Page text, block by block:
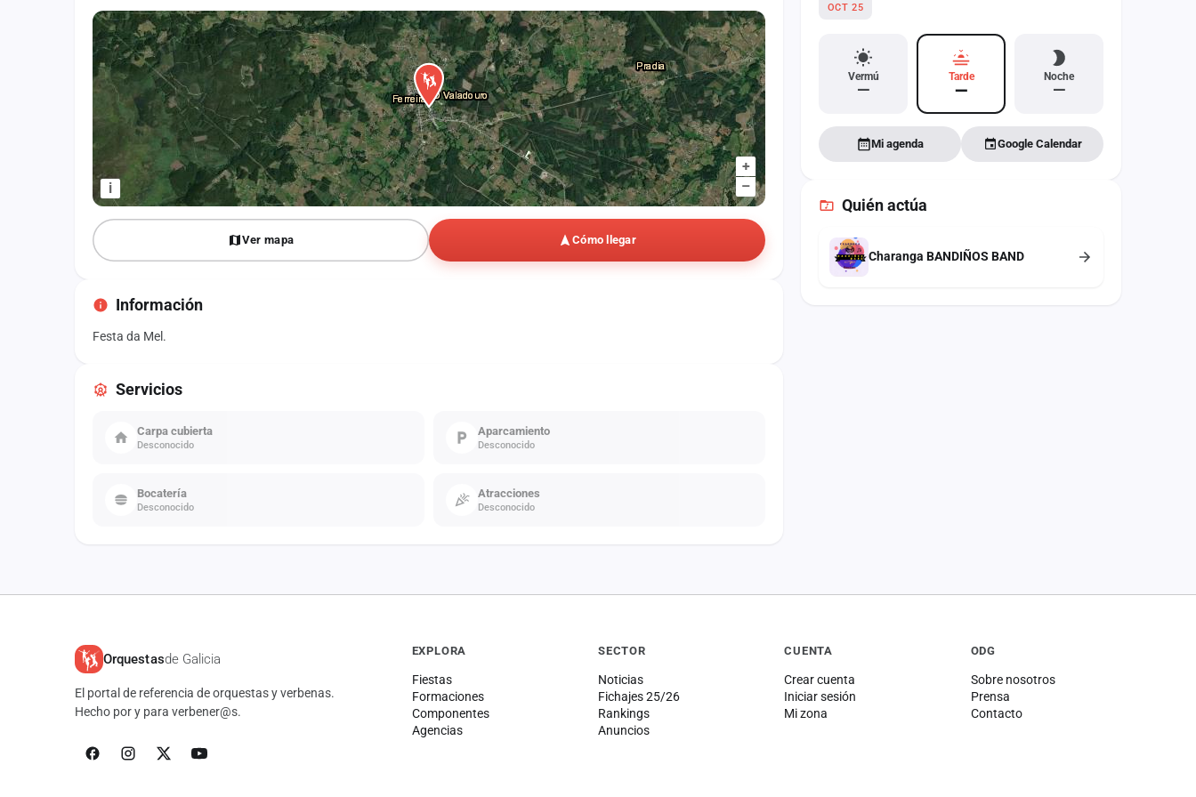
+
–
i
Ver mapa Cómo llegar
Información
Festa da Mel.
Servicios
Carpa cubierta
Desconocido
Aparcamiento
Desconocido
Bocatería
Desconocido
Atracciones
Desconocido
OCT 25
Vermú
—
Tarde
—
Noche
—
Mi agenda Google Calendar
Quién actúa
Charanga BANDIÑOS BAND
Orquestasde Galicia
El portal de referencia de orquestas y verbenas.
Hecho por y para verbener@s.
EXPLORA
Fiestas
Formaciones
Componentes
Agencias
SECTOR
Noticias
Fichajes 25/26
Rankings
Anuncios
CUENTA
Crear cuenta
Iniciar sesión
Mi zona
ODG
Sobre nosotros
Prensa
Contacto
Iniciar sesión
Crear cuenta